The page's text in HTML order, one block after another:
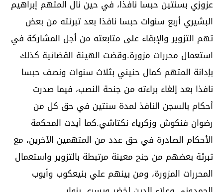
عزوزي بسنتين حبسا نافذا، في حين نال المتهم إبراهيم
البشيري أربع سنوات حبسا نافذا بعد تبرئته من بعض
تهم التزوير والإبقاء على متابعته من أجل المشاركة في
استعمال محررات مزورة.وقضت الهيئة القضائية كذلك
بإدانة المتهم كمال حنيني بثلاث سنوات ونصف حبسا
نافذا بعد إلغاء براءته من جنحة النصب، فيما صدرت
أحكام بالسجن النافذ لمدة سنتين في حق كل من
رضوان فنكوش وزكرياء نكتاشي.كما أيدت المحكمة
الأحكام الصادرة في حق عدد من المتهمين الآخرين، مع
تبرئة بعضهم من جنح معينة مرتبطة بالتزوير واستعمال
المحررات المزورة، ومن بينهم علي بنيعكوب وأيوب